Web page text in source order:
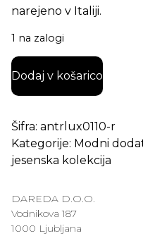
narejeno v Italiji.
1 na zalogi
Ženski Prstan Le
Dodaj v košarico
Šifra: antrlux0110-r
Kategorije: Modni
jesenska kolekcija
DAREDA D.O.O.
Vodnikova 187
1000 Ljubljana